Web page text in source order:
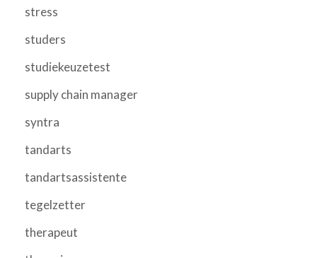
stress
studers
studiekeuzetest
supply chain manager
syntra
tandarts
tandartsassistente
tegelzetter
therapeut